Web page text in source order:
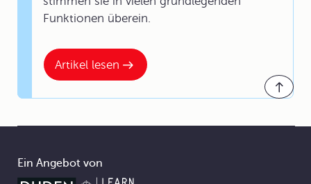
Artikel lesen
Funktionen überein.
Ein Angebot von